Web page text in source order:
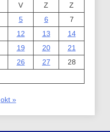
V Z
Z
5 6
7
12 13
14
19 20
21
26 27
28
okt »